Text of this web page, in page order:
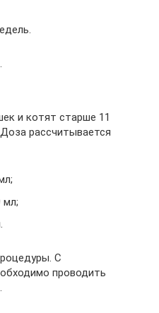
и котят старше 11
рассчитывается
мл;
С
проводить